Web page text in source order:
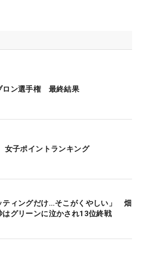
。そこからバーディとボギーを
た18番パー5では、大きな見せ場
たが斜面を駆け上がり、やや手
ン奥3メートルについた。グリ
を繰り出し、チャンスを作っ
、首位と4打差の7位で最終決戦
かった。パットもいい感じに打
るかもと思いました」。最高の
時14分からの逆転を目指すラウ
ロン選手権 最終結果
女子ポイントランキング
ティングだけ…そこがくやしい」 畑
はグリーンに泣かされ13位終戦